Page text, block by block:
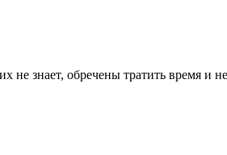
не знает, обречены тратить время и